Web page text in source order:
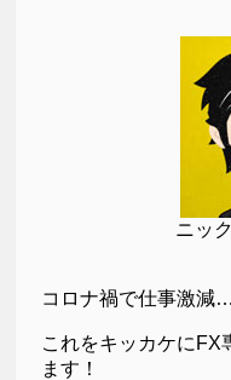
ニッ
コロナ禍で仕事激減…
これをキッカケにFX
ます！